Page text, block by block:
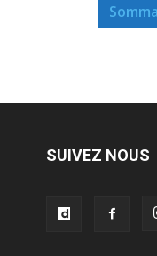
SUIVEZ NOUS